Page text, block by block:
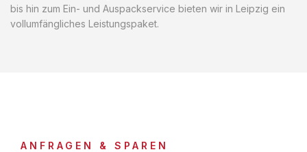
bis hin zum Ein- und Auspackservice bieten wir in Leipzig ein
vollumfängliches Leistungspaket.
ANFRAGEN & SPAREN